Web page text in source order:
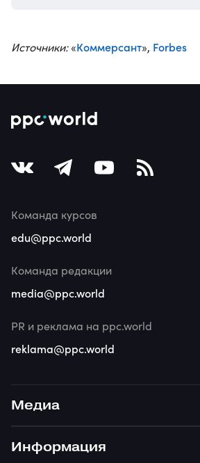
Источники:«Коммерсант», Forbes
Медиа
Информация
Команда курсов
edu@ppc.world
Команда редакции
media@ppc.world
PR и реклама на ppc.world
reklama@ppc.world